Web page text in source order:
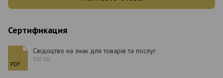
Сертификация
PDF
Свідоцтво на знак для товарів та послуг
350 КБ